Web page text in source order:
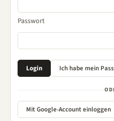
Passwort
Mit Google-Account einloggen